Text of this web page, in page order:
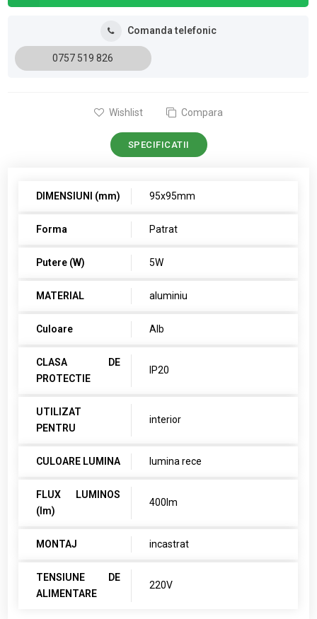
Comanda telefonic
0757 519 826
Wishlist Compara
SPECIFICATII
DIMENSIUNI (mm) 95x95mm
Forma Patrat
Putere (W) 5W
MATERIAL aluminiu
Culoare Alb
CLASA DE
PROTECTIE
IP20
UTILIZAT
PENTRU
interior
CULOARE LUMINA lumina rece
FLUX LUMINOS
(lm)
400lm
MONTAJ incastrat
TENSIUNE DE
ALIMENTARE
220V